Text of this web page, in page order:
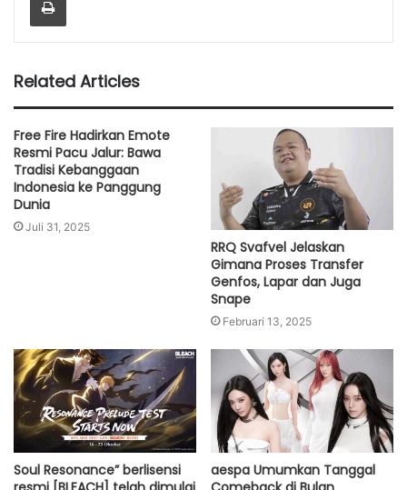
Related Articles
Free Fire Hadirkan Emote
Resmi Pacu Jalur: Bawa
Tradisi Kebanggaan
Indonesia ke Panggung
Dunia
Juli 31, 2025
RRQ Svafvel Jelaskan
Gimana Proses Transfer
Genfos, Lapar dan Juga
Snape
Februari 13, 2025
Soul Resonance” berlisensi
aespa Umumkan Tanggal